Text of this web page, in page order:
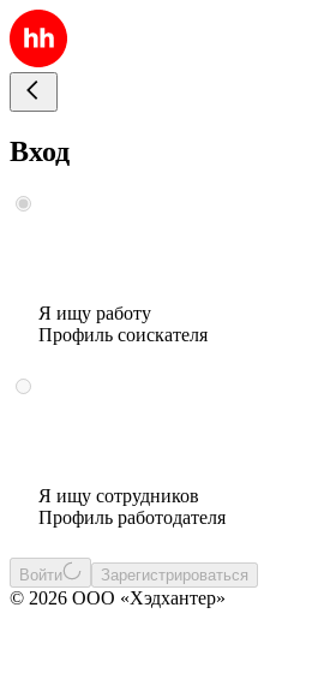
Вход
Я ищу работу
Профиль соискателя
Я ищу сотрудников
Профиль работодателя
Войти Зарегистрироваться
© 2026 ООО «Хэдхантер»